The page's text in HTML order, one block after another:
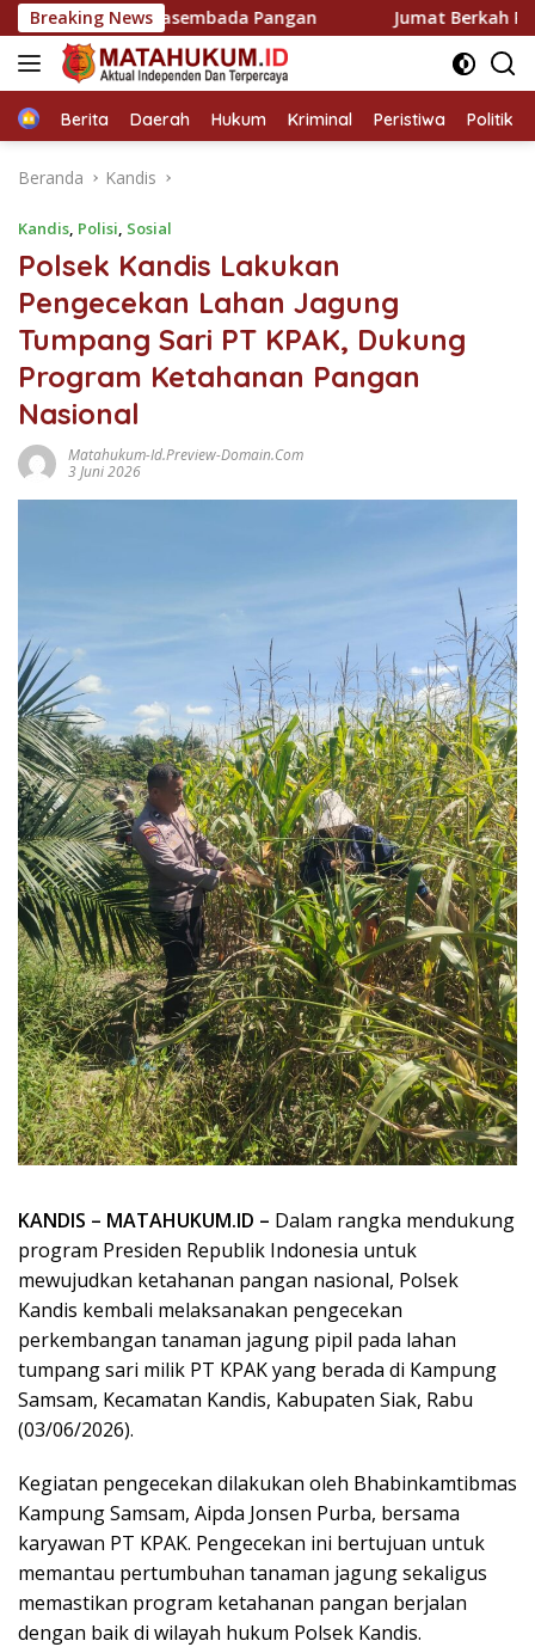
Langsung
ke
konten
Breaking News
Swasembada Pangan Jumat Berkah Polsek
HomeBerita Daerah Hukum Kriminal Peristiwa Politik
Beranda Kandis
Kandis, Polisi, Sosial
Polsek Kandis Lakukan
Pengecekan Lahan Jagung
Tumpang Sari PT KPAK, Dukung
Program Ketahanan Pangan
Nasional
Matahukum-Id.preview-Domain.com
3 Juni 2026
KANDIS – MATAHUKUM.ID – Dalam rangka mendukung
program Presiden Republik Indonesia untuk
mewujudkan ketahanan pangan nasional, Polsek
Kandis kembali melaksanakan pengecekan
perkembangan tanaman jagung pipil pada lahan
tumpang sari milik PT KPAK yang berada di Kampung
Samsam, Kecamatan Kandis, Kabupaten Siak, Rabu
(03/06/2026).
Kegiatan pengecekan dilakukan oleh Bhabinkamtibmas
Kampung Samsam, Aipda Jonsen Purba, bersama
karyawan PT KPAK. Pengecekan ini bertujuan untuk
memantau pertumbuhan tanaman jagung sekaligus
memastikan program ketahanan pangan berjalan
dengan baik di wilayah hukum Polsek Kandis.